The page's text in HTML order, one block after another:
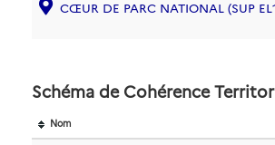
CŒUR DE PARC NATIONAL (SUP
Schéma de Cohérence
Nom